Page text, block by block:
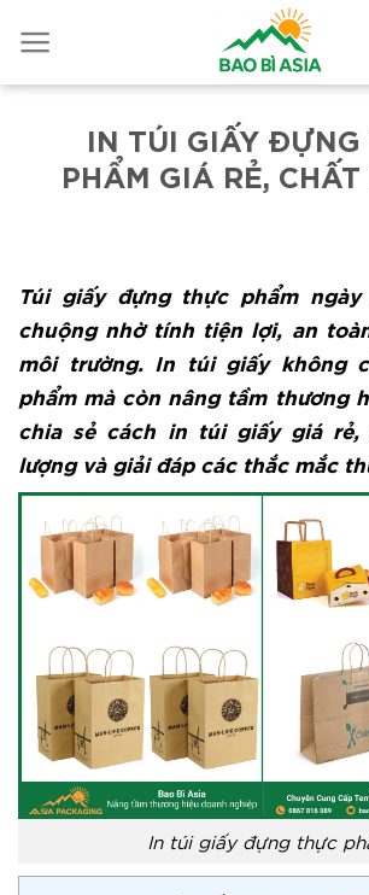
IN TÚI GIẤY ĐỰNG
PHẨM GIÁ RẺ,
Túi giấy đựng thực phẩm
chuộng nhờ tính tiện lợi, an
môi trường. In túi giấy không
phẩm mà còn nâng tầm thương
chia sẻ cách in túi giấy giá rẻ,
lượng và giải đáp các thắc mắc
In túi giấy đựng thực